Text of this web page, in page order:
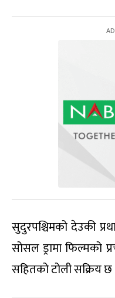
सुदुरपश्चिमको देउकी
सोसल ड्रामा फिल्मको
सहितको टोली सक्रिय छ